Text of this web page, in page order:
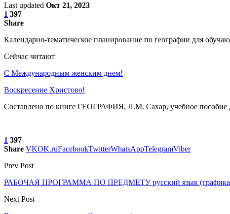
Last updated Окт 21, 2023
1 397
Share
Календарно-тематическое планирование по географии для
Сейчас читают
С Международным женским днем!
Воскресение Xристово!
Составлено по книге ГЕОГРАФИЯ, Л.М. Сахар, учебное пособие
1 397
Share VKOK.ruFacebookTwitterWhatsAppTelegramViber
Prev Post
РАБОЧАЯ ПРОГРАММА ПО ПРЕДМЕТУ русский язык (графика и
Next Post